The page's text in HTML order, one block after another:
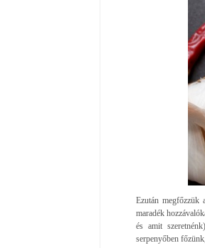
Ezután megfőzzük
maradék
és amit
serpenyőben